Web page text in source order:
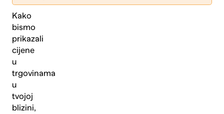
Kako
bismo
prikazali
cijene
u
trgovinama
u
tvojoj
blizini,
Pošalji